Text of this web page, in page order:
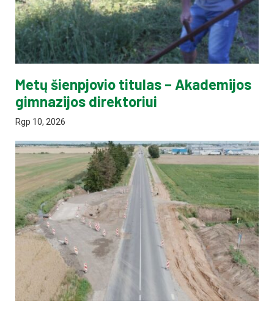
Metų šienpjovio titulas – Akademijos
gimnazijos direktoriui
Rgp 10, 2026